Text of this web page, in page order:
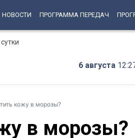
НОВОСТИ ПРОГРАММА ПЕРЕДАЧ
6 августа
кожу в морозы?
в морозы?